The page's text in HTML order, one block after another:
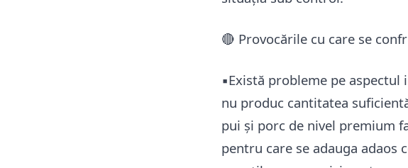
🔴 Provocările cu care se
▪️Există probleme pe
nu produc cantitatea
pui și porc de nivel premium
pentru care se adauga adaos